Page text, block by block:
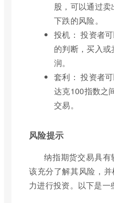
股，可以通过
下跌的风险。
投机： 投资者
的判断，买入
润。
套利： 投资者
达克100指数之
交易。
风险提示
纳指期货交易具
该充分了解其风险，
力进行投资。以下是一